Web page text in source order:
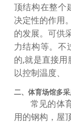
顶结构在整个
决定性的作用
的发展。可供
力结构等。不
的,就是直接
以控制温度、
二、体育场馆多
常见的体
用的钢构，屋